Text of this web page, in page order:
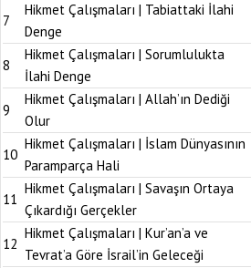
7
Hikmet Çalışmaları | Tabiattaki İlahi
Denge
8
Hikmet Çalışmaları | Sorumlulukta
İlahi Denge
9
Hikmet Çalışmaları | Allah’ın Dediği
Olur
10
Hikmet Çalışmaları | İslam Dünyasının
Paramparça Hali
11
Hikmet Çalışmaları | Savaşın Ortaya
Çıkardığı Gerçekler
12
Hikmet Çalışmaları | Kur’an’a ve
Tevrat’a Göre İsrail’in Geleceği